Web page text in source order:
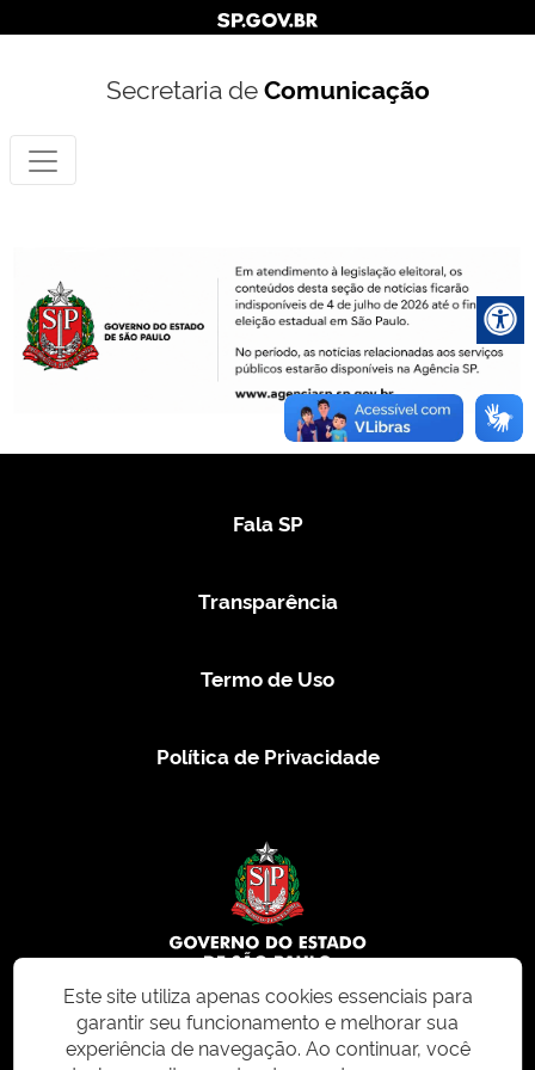
Secretaria deComunicação
Fala SP
Transparência
Termo de Uso
Política de Privacidade
© 2026 CMS.SP.GOV.BR. Todos os direitos reservados.
Este site utiliza apenas cookies essenciais para
garantir seu funcionamento e melhorar sua
experiência de navegação. Ao continuar, você